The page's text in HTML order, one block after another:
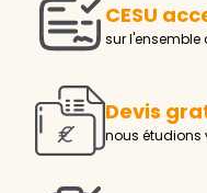
CESU
sur l'ensemble
Devis
nous étudions